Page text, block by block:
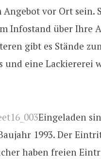
vor Ort sein.
Infostand über Ihre
gibt es Stände
und eine Lackiererei
Eingeladen
1993. Der
haben freien